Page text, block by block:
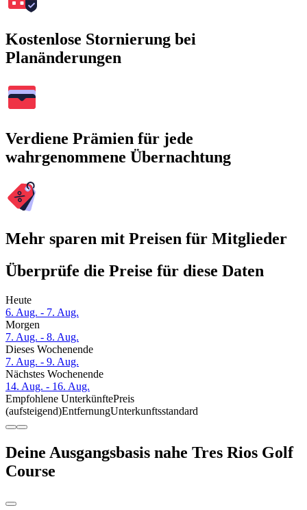
Kostenlose Stornierung bei
Planänderungen
Verdiene Prämien für jede
wahrgenommene Übernachtung
Mehr sparen mit Preisen für Mitglieder
Überprüfe die Preise für diese Daten
Heute
6. Aug. - 7. Aug.
Morgen
7. Aug. - 8. Aug.
Dieses Wochenende
7. Aug. - 9. Aug.
Nächstes Wochenende
14. Aug. - 16. Aug.
Empfohlene UnterkünftePreis
(aufsteigend)EntfernungUnterkunftsstandard
Deine Ausgangsbasis nahe Tres Rios Golf
Course